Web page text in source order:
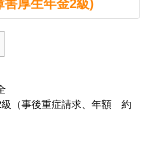
害厚生年金2級)
級（事後重症請求、年額 約